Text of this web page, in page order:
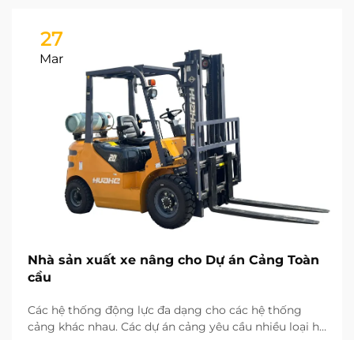
27
Mar
Nhà sản xuất xe nâng cho Dự án Cảng Toàn
cầu
Các hệ thống động lực đa dạng cho các hệ thống
cảng khác nhau. Các dự án cảng yêu cầu nhiều loại hệ